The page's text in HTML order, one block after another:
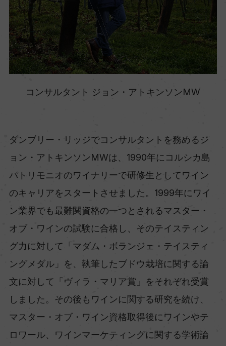
コンサルタント ジョン・アトキンソンMW
ダンブリー・リッジでコンサルタントを務めるジ
ョン・アトキンソンMWは、1990年にコルシカ島
パトリモニオのワイナリーで研修生としてワイン
のキャリアをスタートさせました。1999年にワイ
ン業界でも最難関資格の一つとされるマスター・
オブ・ワインの試験に合格し、そのテイスティン
グ力に対して「マダム・ボランジェ・テイスティ
ングメダル」を、執筆したブドウ栽培に関する論
文に対して「ヴィラ・マリア賞」をそれぞれ受賞
しました。その後もワインに関する研究を続け、
マスター・オブ・ワイン資格取得後にワインやテ
ロワール、ワインマーケティングに関する学術論